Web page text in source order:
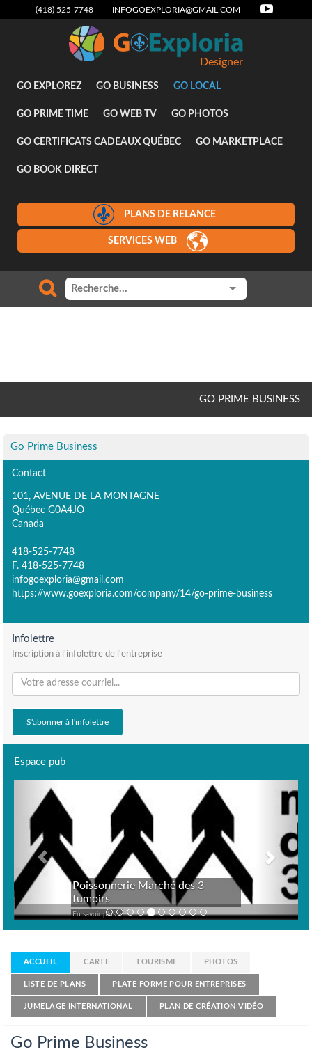
(418) 525-7748 INFOGOEXPLORIA@GMAIL.COM
Designer
GO EXPLOREZ GO BUSINESS GO LOCAL
GO PRIME TIME GO WEB TV GO PHOTOS
GO CERTIFICATS CADEAUX QUÉBEC GO MARKETPLACE
GO BOOK DIRECT
PLANS DE RELANCE
SERVICES WEB
GO PRIME BUSINESS
Go Prime Business
Contact
101, AVENUE DE LA MONTAGNE
Québec G0A4JO
Canada
418-525-7748
F. 418-525-7748
infogoexploria@gmail.com
https://www.goexploria.com/company/14/go-prime-business
Infolettre
Inscription à l'infolettre de l'entreprise
Espace pub
Poissonnerie Marché des 3
fumoirs
En savoir plus >
Previous
ACCUEIL CARTE TOURISME PHOTOS
LISTE DE PLANS PLATE FORME POUR ENTREPRISES
JUMELAGE INTERNATIONAL PLAN DE CRÉATION VIDÉO
Go Prime Business